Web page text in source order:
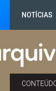
NOTÍCIAS